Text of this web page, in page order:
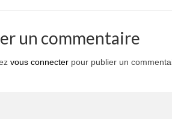
un commentaire
vous connecter pour publier un